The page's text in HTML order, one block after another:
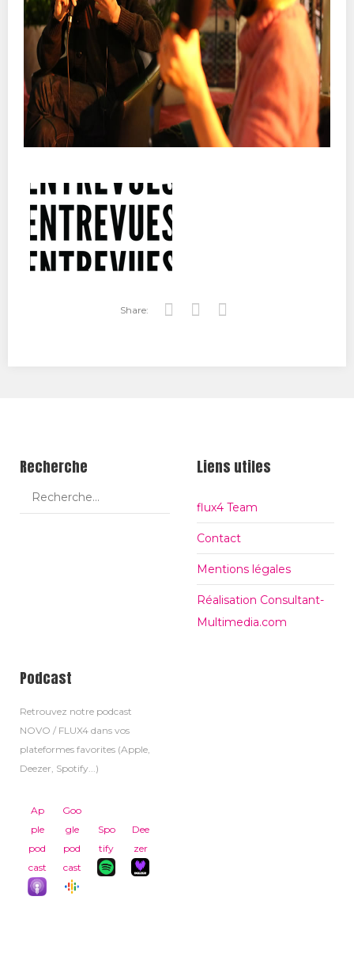
Share:
Recherche Liens utiles
flux4 Team
Contact
Mentions légales
Réalisation Consultant-
Multimedia.com
Podcast
Retrouvez notre podcast
NOVO / FLUX4 dans vos
plateformes favorites (Apple,
Deezer, Spotify...)
Ap
ple
pod
cast
Goo
gle
pod
cast
Spo
tify
Dee
zer